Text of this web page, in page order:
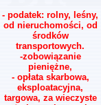
- podatek: rolny, leśny,
od nieruchomości, od
środków
transportowych.
-zobowiązanie
pieniężne,
- opłata skarbowa,
eksploatacyjna,
targowa, za wieczyste